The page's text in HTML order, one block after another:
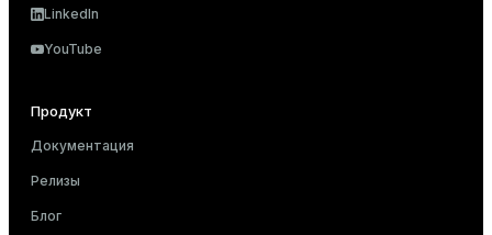
LinkedIn
YouTube
Продукт
Документация
Релизы
Блог